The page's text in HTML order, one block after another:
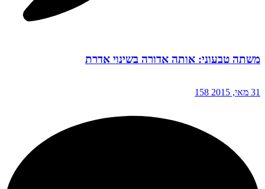
משתה טבעוני: אותה אדורה בשינוי אדרת
31 מאי, 2015 158